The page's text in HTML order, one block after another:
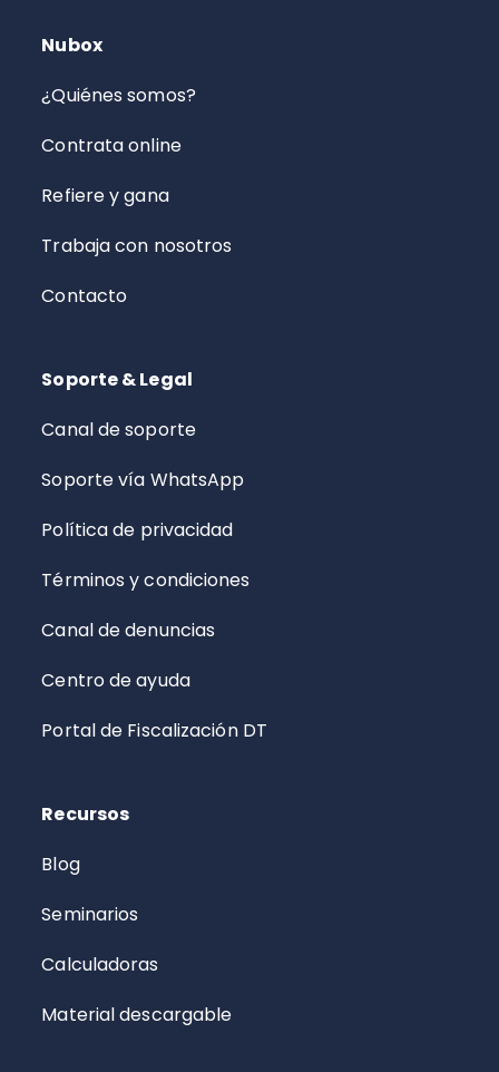
Nubox
¿Quiénes somos?
Contrata online
Refiere y gana
Trabaja con nosotros
Contacto
Soporte & Legal
Canal de soporte
Soporte vía WhatsApp
Política de privacidad
Términos y condiciones
Canal de denuncias
Centro de ayuda
Portal de Fiscalización DT
Recursos
Blog
Seminarios
Calculadoras
Material descargable